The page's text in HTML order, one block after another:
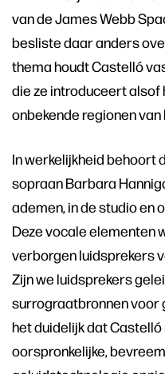
van de James Webb
besliste daar anders
thema houdt Castelló
die ze introduceert alsof
onbekende regionen
In werkelijkheid behoort
sopraan Barbara
ademen, in de studio en
Deze vocale elementen
verborgen luidsprekers
Zijn we luidsprekers
surrograatbronnen voor
het duidelijk dat
oorspronkelijke,